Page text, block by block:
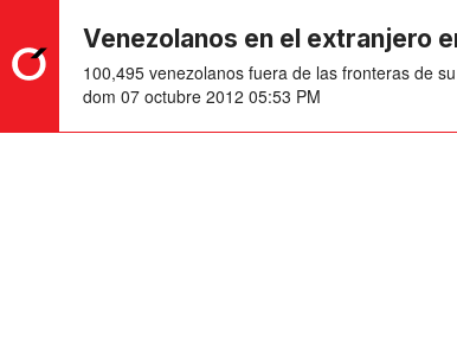
Venezolanos en el extranjero
100,495 venezolanos fuera de las fronteras de
dom 07 octubre 2012 05:53 PM